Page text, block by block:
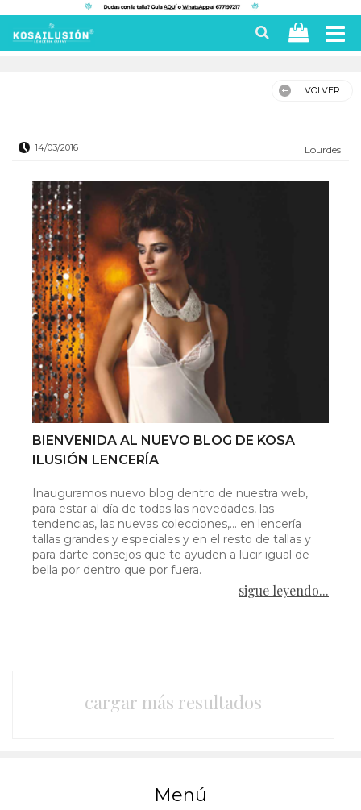
VOLVER
14/03/2016 Lourdes
BIENVENIDA AL NUEVO BLOG DE KOSA
ILUSIÓN LENCERÍA
Inauguramos nuevo blog dentro de nuestra web,
para estar al día de todas las novedades, las
tendencias, las nuevas colecciones,... en lencería
tallas grandes y especiales y en el resto de tallas y
para darte consejos que te ayuden a lucir igual de
bella por dentro que por fuera.
sigue leyendo...
cargar más resultados
Menú